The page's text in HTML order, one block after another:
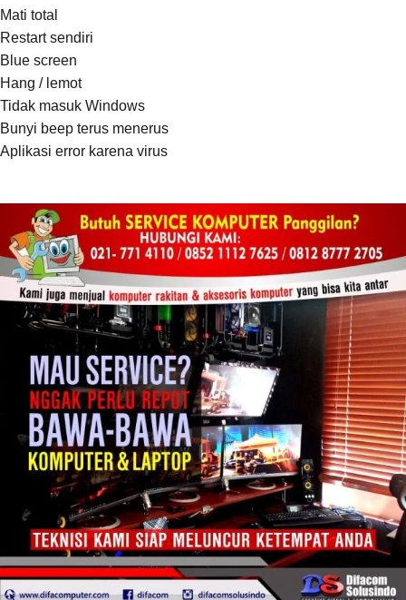
Mati total
Restart sendiri
Blue screen
Hang / lemot
Tidak masuk Windows
Bunyi beep terus menerus
Aplikasi error karena virus